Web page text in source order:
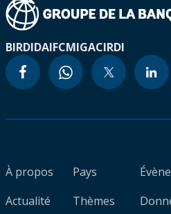
BIRDIDAIFCMIGACIRDI
À propos
Actualité
Pays
Thèmes